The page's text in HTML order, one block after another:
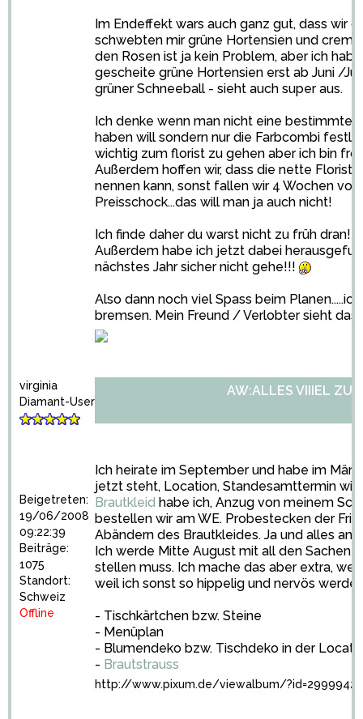
Im Endeffekt wars auch ganz gut, dass wir
schwebten mir grüne Hortensien und
den Rosen ist ja kein Problem, aber ich
gescheite grüne Hortensien erst ab Juni /
grüner Schneeball - sieht auch super aus.
Ich denke wenn man nicht eine bestimmte
haben will sondern nur die Farbcombi
wichtig zum florist zu gehen aber ich bin
Außerdem hoffen wir, dass die nette
nennen kann, sonst fallen wir 4 Wochen
Preisschock...das will man ja auch nicht!
Ich finde daher du warst nicht zu früh dran!!!
Außerdem habe ich jetzt dabei
nächstes Jahr sicher nicht gehe!!!
Also dann noch viel Spass beim
bremsen. Mein Freund / Verlobter sieht
virginia
Diamant-User
Beigetreten:
19/06/2008
09:22:39
Beiträge:
1075
Standort:
Schweiz
Offline
AW:ALLES VIIIEL ZU
Ich heirate im September und habe im
jetzt steht, Location, Standesamttermin wir
Brautkleid habe ich, Anzug von meinem
bestellen wir am WE. Probestecken der
Abändern des Brautkleides. Ja und alles
Ich werde Mitte August mit all den Sachen
stellen muss. Ich mache das aber extra,
weil ich sonst so hippelig und nervös
- Tischkärtchen bzw. Steine
- Menüplan
- Blumendeko bzw. Tischdeko in der
- Brautstrauss
http://www.pixum.de/viewalbum/?id=2999942